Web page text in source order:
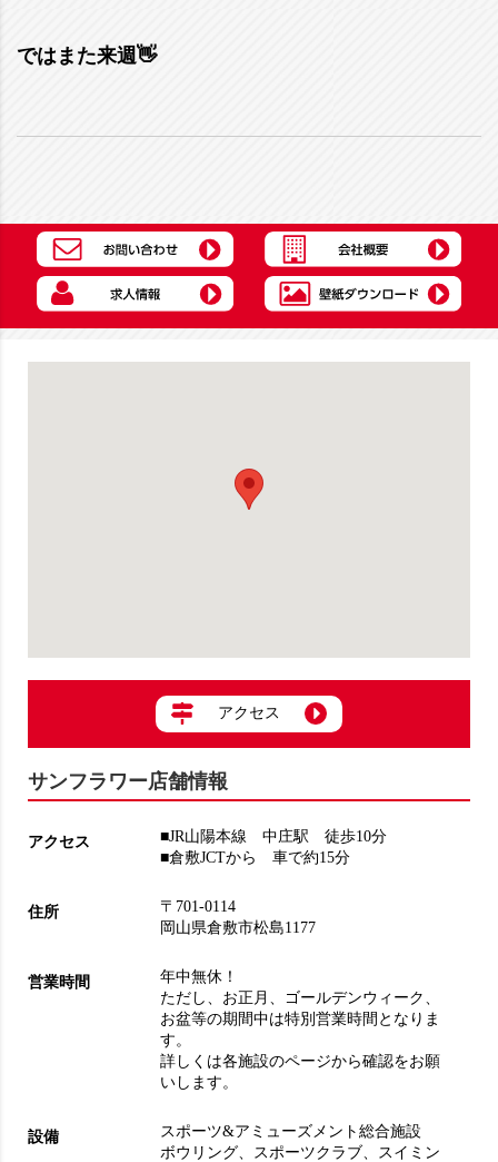
ではまた来週👋
アクセス
サンフラワー店舗情報
アクセス
■JR山陽本線 中庄駅 徒歩10分
■倉敷JCTから 車で約15分
住所
〒701-0114
岡山県倉敷市松島1177
営業時間
年中無休！
ただし、お正月、ゴールデンウィーク、
お盆等の期間中は特別営業時間となりま
す。
詳しくは各施設のページから確認をお願
いします。
設備
スポーツ&アミューズメント総合施設
ボウリング
スポーツクラブ
スイミン